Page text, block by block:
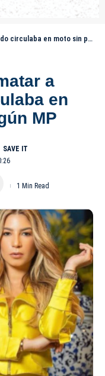
en moto sin placa, según MP
a
en
MP
1 Min Read